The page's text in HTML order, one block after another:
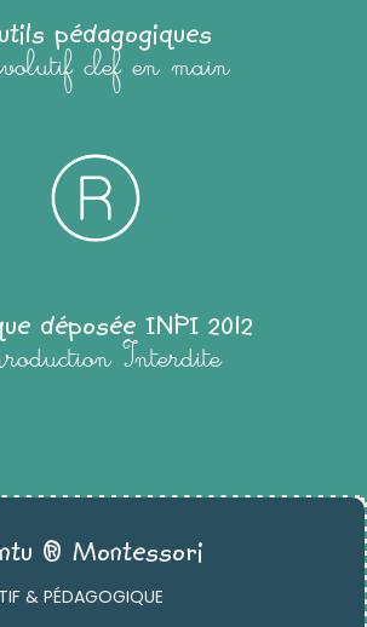
pédagogiques
clef en main
déposée INPI 2012
Interdite
® Montessori
& PÉDAGOGIQUE